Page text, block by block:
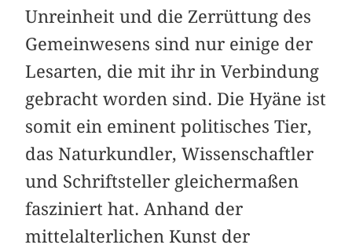
Unreinheit und die Zerrüttung des
Gemeinwesens sind nur einige der
Lesarten, die mit ihr in Verbindung
gebracht worden sind. Die Hyäne ist
somit ein eminent politisches Tier,
das Naturkundler, Wissenschaftler
und Schriftsteller gleichermaßen
fasziniert hat. Anhand der
mittelalterlichen Kunst der